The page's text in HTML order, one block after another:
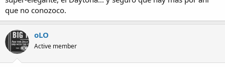
que no conozoco.
oLO
Active member